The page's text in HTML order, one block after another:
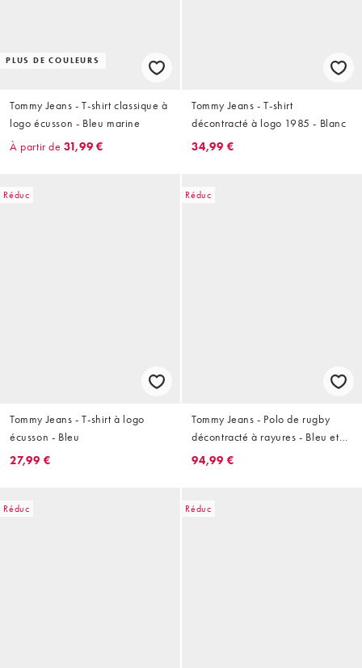
PLUS DE COULEURS
Tommy Jeans - T-shirt classique à
logo écusson - Bleu marine
À partir de 31,99 €
Tommy Jeans - T-shirt
décontracté à logo 1985 - Blanc
34,99 €
Réduc
Tommy Jeans - T-shirt à logo
écusson - Bleu
27,99 €
Réduc
Tommy Jeans - Polo de rugby
décontracté à rayures - Bleu et
rouge
94,99 €
Réduc Réduc